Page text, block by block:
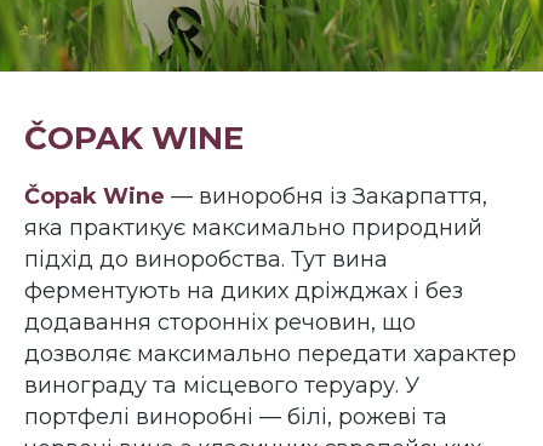
ČOPAK WINE
Čopak Wine — виноробня із Закарпаття,
яка практикує максимально природний
підхід до виноробства. Тут вина
ферментують на диких дріжджах і без
додавання сторонніх речовин, що
дозволяє максимально передати характер
винограду та місцевого теруару. У
портфелі виноробні — білі, рожеві та